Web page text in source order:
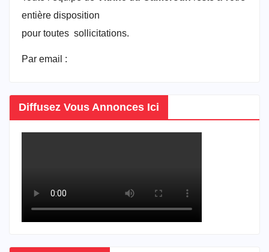
entière disposition
pour toutes sollicitations.
Par email :
Diffusez Vous Annonces Ici